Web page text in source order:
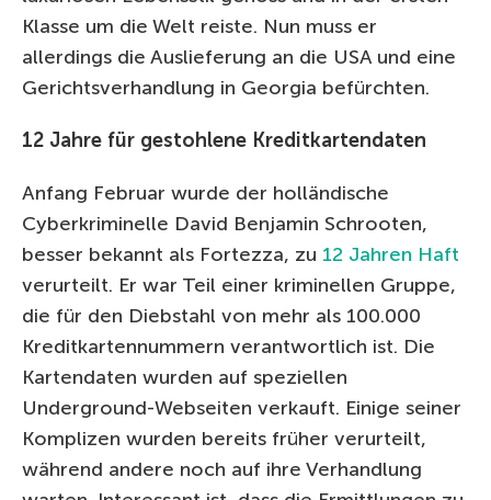
Klasse um die Welt reiste. Nun muss er
allerdings die Auslieferung an die USA und eine
Gerichtsverhandlung in Georgia befürchten.
12 Jahre für gestohlene Kreditkartendaten
Anfang Februar wurde der holländische
Cyberkriminelle David Benjamin Schrooten,
besser bekannt als Fortezza, zu 12 Jahren Haft
verurteilt. Er war Teil einer kriminellen Gruppe,
die für den Diebstahl von mehr als 100.000
Kreditkartennummern verantwortlich ist. Die
Kartendaten wurden auf speziellen
Underground-Webseiten verkauft. Einige seiner
Komplizen wurden bereits früher verurteilt,
während andere noch auf ihre Verhandlung